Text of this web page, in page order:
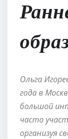
Ольга
года в
большой
часто
организуя